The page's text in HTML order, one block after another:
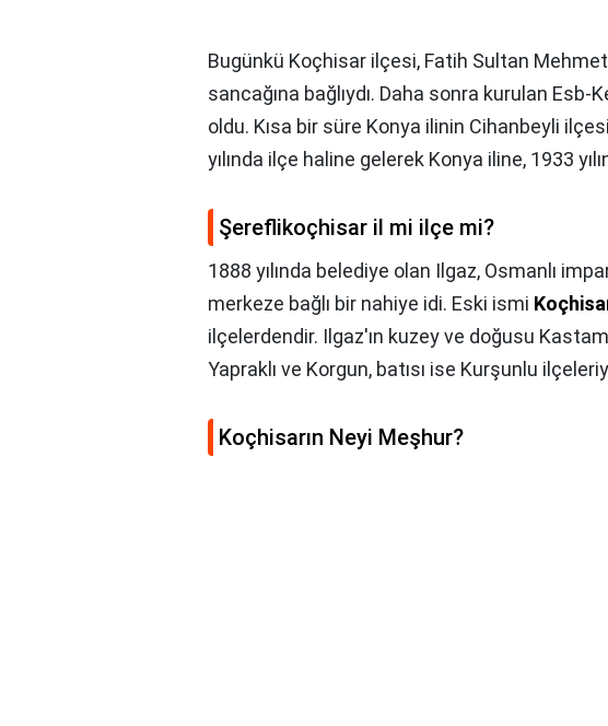
Bugünkü Koçhisar ilçesi, Fatih Sultan
sancağına bağlıydı. Daha sonra kurulan Esb-
oldu. Kısa bir süre Konya ilinin Cihanbeyli
yılında ilçe haline gelerek Konya iline, 1933
Şereflikoçhisar il mi ilçe mi?
1888 yılında belediye olan Ilgaz, Osmanlı
merkeze bağlı bir nahiye idi. Eski ismi
ilçelerdendir. Ilgaz'ın kuzey ve doğusu
Yapraklı ve Korgun, batısı ise Kurşunlu
Koçhisarın Neyi Meşhur?